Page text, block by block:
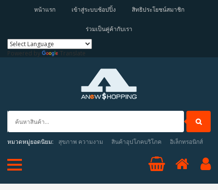
หน้าแรก เข้าสู่ระบบช้อปปิ้ง สิทธิประโยชน์สมาชิก
ร่วมเป็นคู่ค้ากับเรา
Powered by Translate
หมวดหมู่ยอดนิยม: สุขภาพ ความงาม สินค้าอุปโภคบริโภค อิเล็กทรอนิกส์